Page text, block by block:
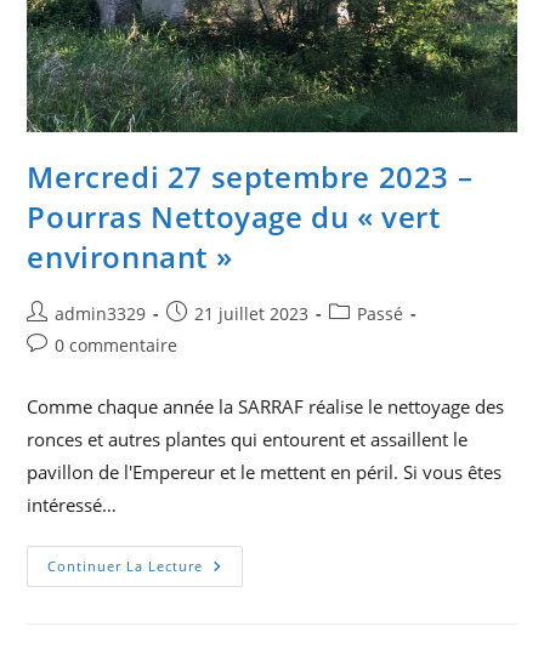
Mercredi 27 septembre 2023 –
Pourras Nettoyage du « vert
environnant »
Auteur/autrice
de
admin3329
Publication
publiée :
21 juillet 2023
PostPassé
Commentaires
la
publication :
0 commentaire
Comme chaque année la SARRAF réalise le nettoyage des
ronces et autres plantes qui entourent et assaillent le
pavillon de l'Empereur et le mettent en péril. Si vous êtes
intéressé…
Continuer La Lecture Mercredi
27